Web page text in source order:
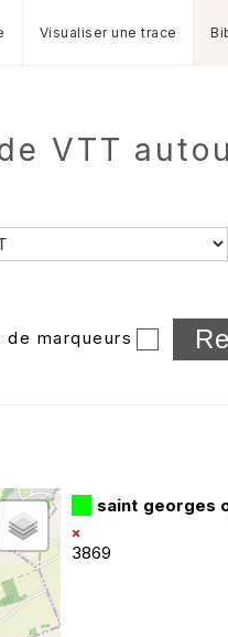
Visualiser une trace
VTT
Dossier
et
marqueurs
saint georges
3869